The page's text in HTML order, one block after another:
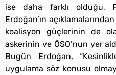
ise daha farklı olduğu,
Erdoğan’ın
koalisyon güçlerinin de
askerinin ve ÖSO’nun yer
Bugün Erdoğan,
uygulama söz konusu